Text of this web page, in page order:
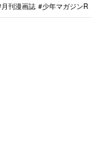
月刊漫画誌 少年マガジンR